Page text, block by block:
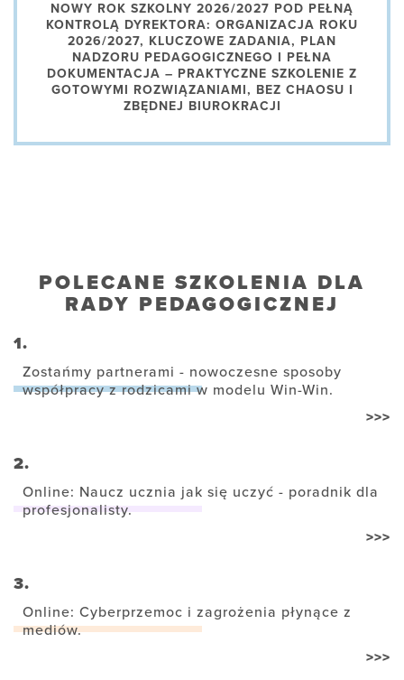
NOWY ROK SZKOLNY 2026/2027 POD PEŁNĄ
KONTROLĄ DYREKTORA: ORGANIZACJA ROKU
2026/2027, KLUCZOWE ZADANIA, PLAN
NADZORU PEDAGOGICZNEGO I PEŁNA
DOKUMENTACJA – PRAKTYCZNE SZKOLENIE Z
GOTOWYMI ROZWIĄZANIAMI, BEZ CHAOSU I
ZBĘDNEJ BIUROKRACJI
POLECANE SZKOLENIA DLA
RADY PEDAGOGICZNEJ
1.
Zostańmy partnerami - nowoczesne sposoby
współpracy z rodzicami w modelu Win-Win.
>>>
2.
Online: Naucz ucznia jak się uczyć - poradnik dla
profesjonalisty.
>>>
3.
Online: Cyberprzemoc i zagrożenia płynące z
mediów.
>>>